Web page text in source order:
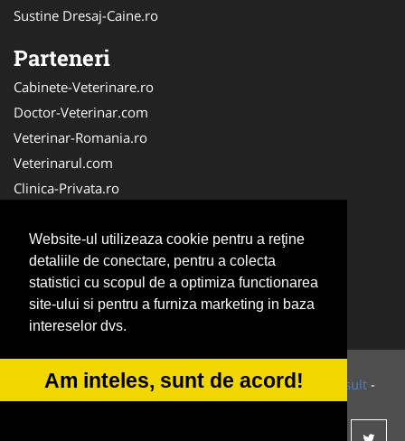
Website-ul utilizeaza cookie pentru a reţine
detaliile de conectare, pentru a colecta
statistici cu scopul de a optimiza functionarea
site-ului si pentru a furniza marketing in baza
intereselor dvs.
Am inteles, sunt de acord!
Sustine Dresaj-Caine.ro
Parteneri
Cabinete-Veterinare.ro
Doctor-Veterinar.com
Veterinar-Romania.ro
Veterinarul.com
Clinica-Privata.ro
Medic-Bun.com
Dresaj-Caine.ro
NonStopDeschis.ro
SalonFrizerieCanina.com
© 2014-2026 Powered byVilonMedia&Tokaido Consult -
ANPC SOL